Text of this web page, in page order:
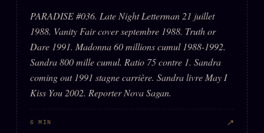
PARADISE #036. Late Night Letterman 21 juillet
1988. Vanity Fair cover septembre 1988. Truth or
Dare 1991. Madonna 60 millions cumul 1988-1992.
Sandra 800 mille cumul. Ratio 75 contre 1. Sandra
coming out 1991 stagne carrière. Sandra livre May I
Kiss You 2002. Reporter Nova Sagan.
6 MIN ↗